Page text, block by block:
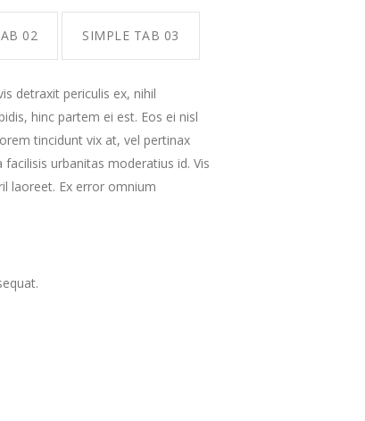
02 SIMPLE TAB 03
detraxit periculis ex, nihil
hinc partem ei est. Eos ei nisl
tincidunt vix at, vel pertinax
urbanitas moderatius id. Vis
laoreet. Ex error omnium